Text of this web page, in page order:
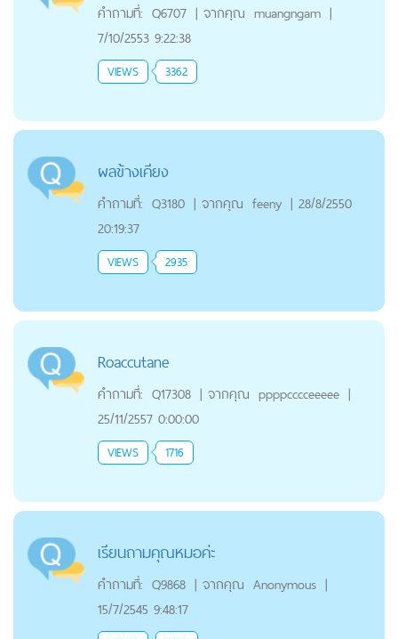
คำถามที่: Q6707 | จากคุณ muangngam |
7/10/2553 9:22:38
VIEWS 3362
ผลข้างเคียง
คำถามที่: Q3180 | จากคุณ feeny | 28/8/2550
20:19:37
VIEWS 2935
Roaccutane
คำถามที่: Q17308 | จากคุณ ppppcccceeeee |
25/11/2557 0:00:00
VIEWS 1716
เรียนถามคุณหมอค่ะ
คำถามที่: Q9868 | จากคุณ Anonymous |
15/7/2545 9:48:17